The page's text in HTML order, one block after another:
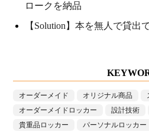
ロークを納品
【Solution】本を無人で貸出
オーダーメイド オリジナル商品
オーダーメイドロッカー
設計技術
貴重品ロッカー
パーソナルロッカー